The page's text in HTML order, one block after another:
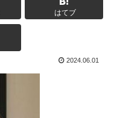
はてブ
2024.06.01